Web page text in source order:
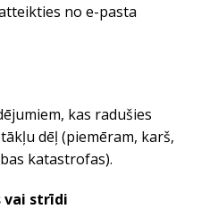
no e-pasta
kas radušies
dēļ (piemēram, karš,
katastrofas).
vai strīdi